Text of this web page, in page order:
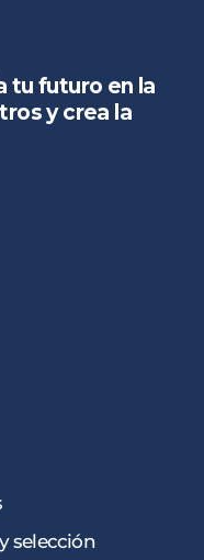
tu futuro en la
y crea la
selección